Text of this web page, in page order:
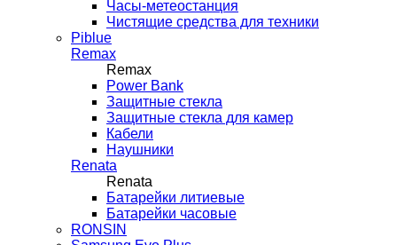
Часы-метеостанция
Чистящие средства для техники
Piblue
Remax
Remax
Power Bank
Защитные стекла
Защитные стекла для камер
Кабели
Наушники
Renata
Renata
Батарейки литиевые
Батарейки часовые
RONSIN